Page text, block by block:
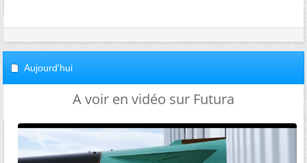
Aujourd'hui
A voir en vidéo sur Futura